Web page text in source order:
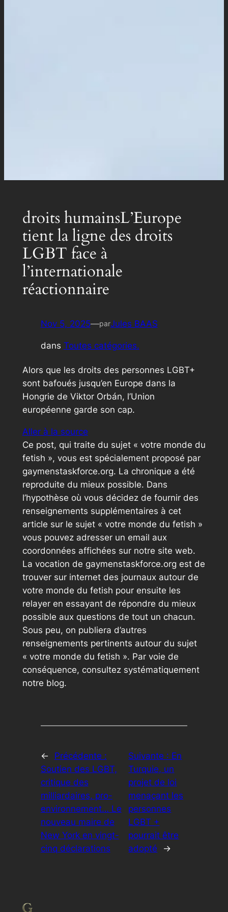
droits humainsL’Europe
tient la ligne des droits
LGBT face à
l’internationale
réactionnaire
Nov 5, 2025—parJules BAAS
dans Toutes catégories.
Alors que les droits des personnes LGBT+
sont bafoués jusqu’en Europe dans la
Hongrie de Viktor Orbán, l’Union
européenne garde son cap.
Aller à la source
Ce post, qui traite du sujet « votre monde du
fetish », vous est spécialement proposé par
gaymenstaskforce.org. La chronique a été
reproduite du mieux possible. Dans
l’hypothèse où vous décidez de fournir des
renseignements supplémentaires à cet
article sur le sujet « votre monde du fetish »
vous pouvez adresser un email aux
coordonnées affichées sur notre site web.
La vocation de gaymenstaskforce.org est de
trouver sur internet des journaux autour de
votre monde du fetish pour ensuite les
relayer en essayant de répondre du mieux
possible aux questions de tout un chacun.
Sous peu, on publiera d’autres
renseignements pertinents autour du sujet
« votre monde du fetish ». Par voie de
conséquence, consultez systématiquement
notre blog.
←
Précédente :
Soutien des LGBT,
critique des
milliardaires, pro-
environnement… Le
nouveau maire de
New York en vingt-
cinq déclarations
Suivante : En
Turquie, un
projet de loi
menaçant les
personnes
LGBT +
pourrait être
adopté
→